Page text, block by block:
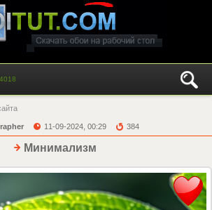
11-09-2024, 00:29 384
Минимализм